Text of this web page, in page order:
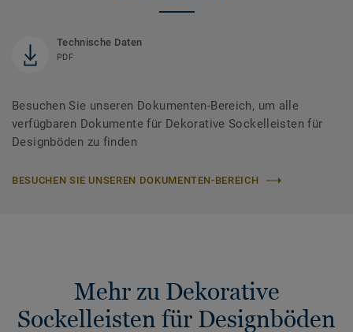
Technische Daten
PDF
Besuchen Sie unseren Dokumenten-Bereich, um alle
verfügbaren Dokumente für Dekorative Sockelleisten für
Designböden zu finden
BESUCHEN SIE UNSEREN DOKUMENTEN-BEREICH
Mehr zu Dekorative
Sockelleisten für Designböden